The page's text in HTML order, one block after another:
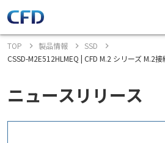
TOP 製品情報
SSD
CSSD-M2E512HLMEQ | CFD M.2 シリーズ M.2
ニュースリリース